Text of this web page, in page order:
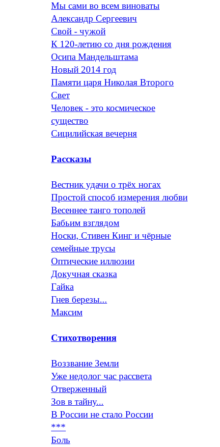
Мы сами во всем виноваты
Александр Сергеевич
Свой - чужой
К 120-летию со дня рождения
Осипа Мандельштама
Новый 2014 год
Памяти царя Николая Второго
Свет
Человек - это космическое
существо
Сицилийская вечерня
Рассказы
Вестник удачи о трёх ногах
Простой способ измерения любви
Весеннее танго тополей
Бабьим взглядом
Носки, Стивен Кинг и чёрные
семейные трусы
Оптические иллюзии
Докучная сказка
Гайка
Гнев березы...
Максим
Стихотворения
Воззвание Земли
Уже недолог час рассвета
Отверженный
Зов в тайну...
В России не стало России
***
Боль